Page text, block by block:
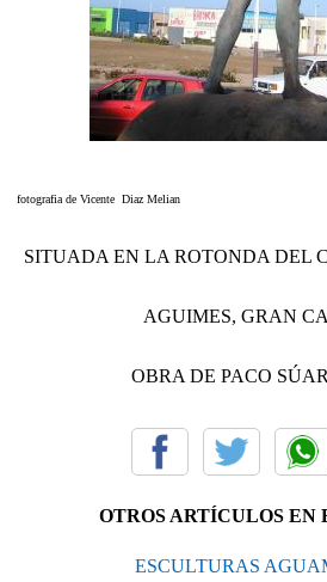
fotografia de Vicente Diaz Melian
SITUADA EN LA ROTONDA DEL
AGUIMES, GRAN
OBRA DE PACO
OTROS ARTÍCULOS EN
ESCULTURAS